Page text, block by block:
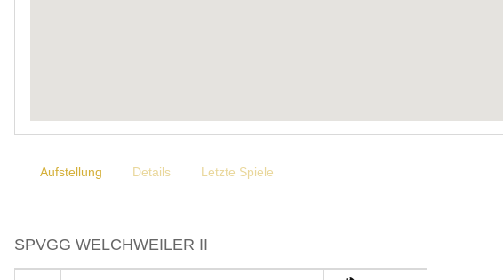
Aufstellung Details Letzte Spiele
SPVGG WELCHWEILER II